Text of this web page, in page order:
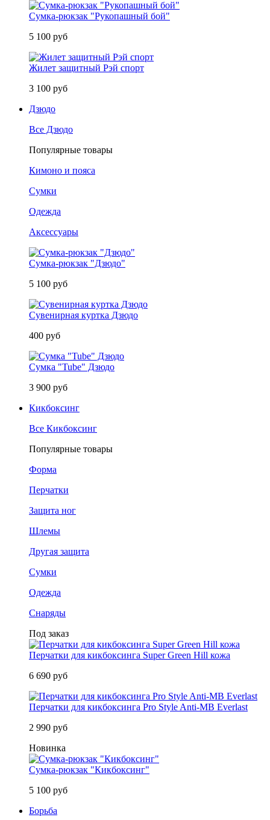
Сумка-рюкзак "Рукопашный бой"
5 100 руб
Жилет защитный Рэй спорт
3 100 руб
Дзюдо
Все Дзюдо
Популярные товары
Кимоно и пояса
Сумки
Одежда
Аксессуары
Сумка-рюкзак "Дзюдо"
5 100 руб
Сувенирная куртка Дзюдо
400 руб
Сумка "Tube" Дзюдо
3 900 руб
Кикбоксинг
Все Кикбоксинг
Популярные товары
Форма
Перчатки
Защита ног
Шлемы
Другая защита
Сумки
Одежда
Снаряды
Под заказ
Перчатки для кикбоксинга Super Green Hill кожа
6 690 руб
Перчатки для кикбоксинга Pro Style Anti-MB Everlast
2 990 руб
Новинка
Сумка-рюкзак "Кикбоксинг"
5 100 руб
Борьба